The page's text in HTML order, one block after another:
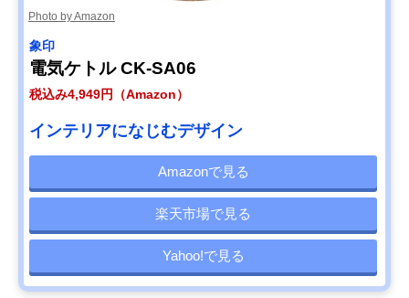
Photo by Amazon
象印
電気ケトル CK-SA06
税込み4,949円（Amazon）
インテリアになじむデザイン
Amazonで見る
楽天市場で見る
Yahoo!で見る